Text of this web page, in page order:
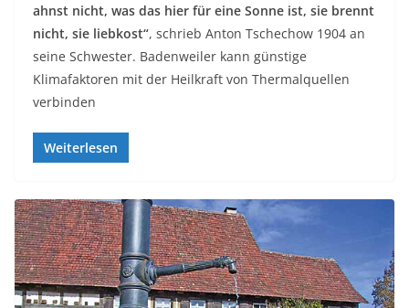
ahnst nicht, was das hier für eine Sonne ist, sie brennt
nicht, sie liebkost“, schrieb Anton Tschechow 1904 an
seine Schwester. Badenweiler kann günstige
Klimafaktoren mit der Heilkraft von Thermalquellen
verbinden
Weiterlesen